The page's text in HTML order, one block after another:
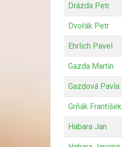
Drázda Petr
Dvořák Petr
Ehrlich Pavel
Gazda Martin
Gazdová Pavla
Grňák František
Habara Jan